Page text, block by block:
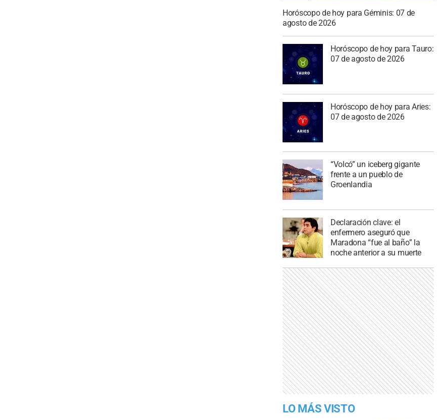
Horóscopo de hoy para Géminis: 07 de
agosto de 2026
Horóscopo de hoy para Tauro:
07 de agosto de 2026
Horóscopo de hoy para Aries:
07 de agosto de 2026
“Volcó” un iceberg gigante
frente a un pueblo de
Groenlandia
Declaración clave: el
enfermero aseguró que
Maradona “fue al baño” la
noche anterior a su muerte
LO MÁS VISTO